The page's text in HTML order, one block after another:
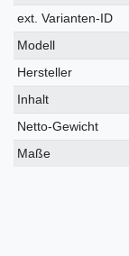
Merkmal
ext. Varianten-ID
Modell
Hersteller
Inhalt
Netto-Gewicht
Maße